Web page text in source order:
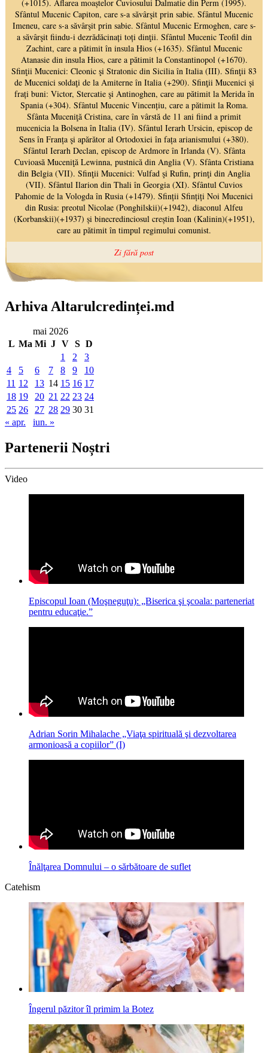
Arhiva Altarulcredinței.md
mai 2026
L Ma Mi J V S D
1
2
3
4
5 6 7 8 9
10
11 12 13 14 15 16 17
18 19 20 21 22 23 24
25 26 27 28 29 30 31
« apr.
iun. »
Partenerii Noștri
Video
Episcopul Ioan (Moşneguţu): „Biserica şi şcoala: parteneriat
pentru educaţie.”
Adrian Sorin Mihalache „Viaţa spirituală şi dezvoltarea
armonioasă a copiilor” (I)
Înălţarea Domnului – o sărbătoare de suflet
Catehism
Îngerul păzitor îl primim la Botez